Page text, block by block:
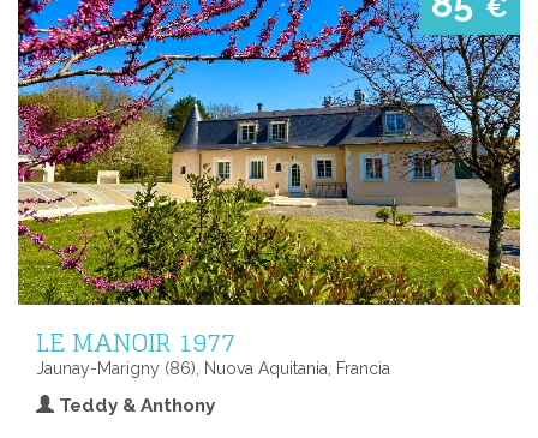
€
LE MANOIR 1977
Jaunay-Marigny (86), Nuova Aquitania, Francia
Teddy & Anthony